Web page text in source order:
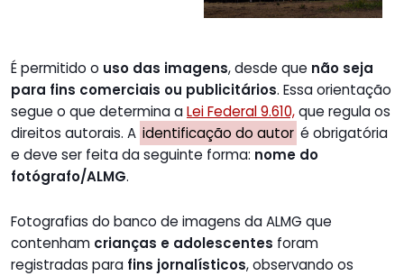
É permitido o uso das imagens, desde que não seja
para fins comerciais ou publicitários. Essa orientação
segue o que determina aLei Federal 9.610,que regula os
direitos autorais. A identificação do autor é obrigatória
e deve ser feita da seguinte forma: nome do
fotógrafo/ALMG.
Fotografias do banco de imagens da ALMG que
contenham crianças e adolescentes foram
registradas para fins jornalísticos, observando os